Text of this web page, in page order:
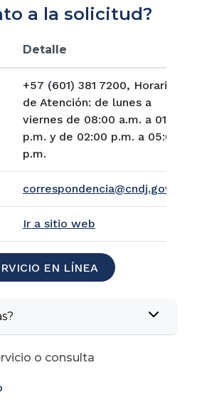
a la solicitud?
Detalle
+57 (601) 381 7200, Horario
de Atención: de lunes a
viernes de 08:00 a.m. a 01:00
p.m. y de 02:00 p.m. a 05:00
p.m.
correspondencia@cndj.gov.co
Ir a sitio web
EN LÍNEA
o consulta